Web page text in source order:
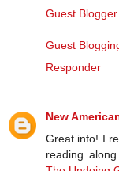
Guest Blogger
Guest
Responder
New
Great info! I
reading